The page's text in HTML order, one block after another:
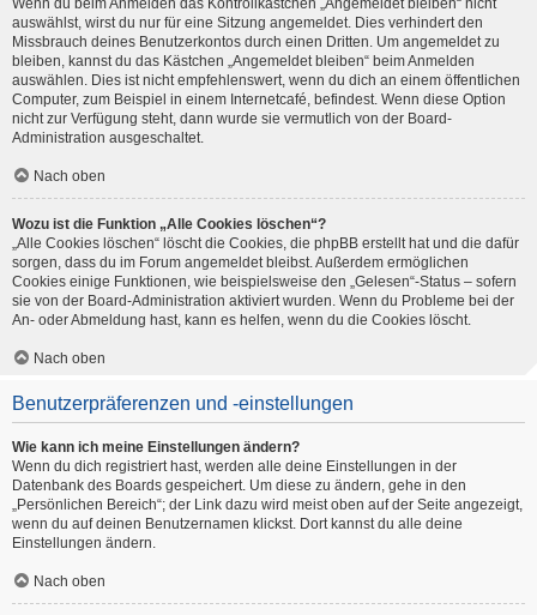
Wenn du beim Anmelden das Kontrollkästchen „Angemeldet bleiben“ nicht
auswählst, wirst du nur für eine Sitzung angemeldet. Dies verhindert den
Missbrauch deines Benutzerkontos durch einen Dritten. Um angemeldet zu
bleiben, kannst du das Kästchen „Angemeldet bleiben“ beim Anmelden
auswählen. Dies ist nicht empfehlenswert, wenn du dich an einem öffentlichen
Computer, zum Beispiel in einem Internetcafé, befindest. Wenn diese Option
nicht zur Verfügung steht, dann wurde sie vermutlich von der Board-
Administration ausgeschaltet.
Nach oben
Wozu ist die Funktion „Alle Cookies löschen“?
„Alle Cookies löschen“ löscht die Cookies, die phpBB erstellt hat und die dafür
sorgen, dass du im Forum angemeldet bleibst. Außerdem ermöglichen
Cookies einige Funktionen, wie beispielsweise den „Gelesen“-Status – sofern
sie von der Board-Administration aktiviert wurden. Wenn du Probleme bei der
An- oder Abmeldung hast, kann es helfen, wenn du die Cookies löscht.
Nach oben
Benutzerpräferenzen und -einstellungen
Wie kann ich meine Einstellungen ändern?
Wenn du dich registriert hast, werden alle deine Einstellungen in der
Datenbank des Boards gespeichert. Um diese zu ändern, gehe in den
„Persönlichen Bereich“; der Link dazu wird meist oben auf der Seite angezeigt,
wenn du auf deinen Benutzernamen klickst. Dort kannst du alle deine
Einstellungen ändern.
Nach oben